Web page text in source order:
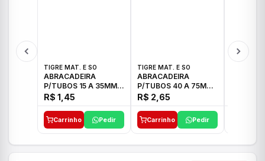
TIGRE MAT. E SO
ABRACADEIRA
P/TUBOS 15 A 35MM
TIGRE
R$ 1,45
Carrinho Pedir
TIGRE MAT. E SO
ABRACADEIRA
P/TUBOS 40 A 75MM
TIGRE
R$ 2,65
Carrinho Pedir